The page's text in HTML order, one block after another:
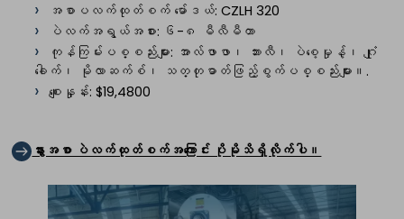
အစာပလက်ထုတ်စက် မော်ဒယ်: CZLH 320
ပဲလက်အရွယ်အစား: ၆-၈ မီလီမီတာ
ကုန်ကြမ်းပစ္စည်းများ: အာလ်ဖာဖာ၊ ဘားလီ၊ ပဲစေ့မှုန့်၊ ဂျုံ
ခေါက်၊ မိုလာဆက်စ်၊ သတ္တုဓာတ်ဖြည့်စွက်ပစ္စည်းများ။.
စျေးနှုန်း: $19,4800
နွားအစာ ပဲလက်ထုတ်စက်အကြောင်း ပိုမိုသိရှိလိုက်ပါ။